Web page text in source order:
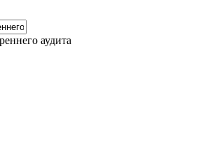
аудита